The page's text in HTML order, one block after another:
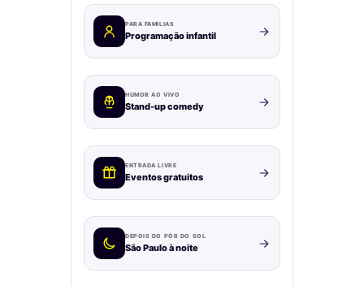
PARA FAMÍLIAS
Programação infantil
HUMOR AO VIVO
Stand-up comedy
ENTRADA LIVRE
Eventos gratuitos
DEPOIS DO PÔR DO SOL
São Paulo à noite